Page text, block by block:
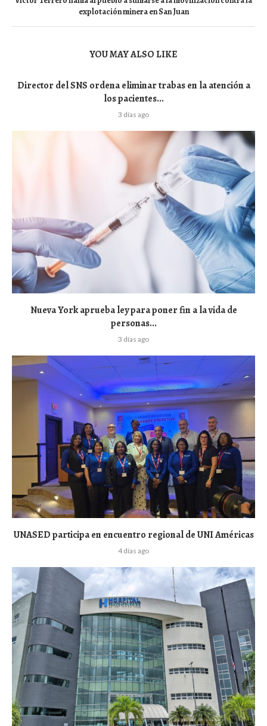
explotación minera en San Juan
YOU MAY ALSO LIKE
Director del SNS ordena eliminar trabas en la atención a
los pacientes...
3 días ago
Nueva York aprueba ley para poner fin a la vida de
personas...
3 días ago
UNASED participa en encuentro regional de UNI Américas
4 días ago